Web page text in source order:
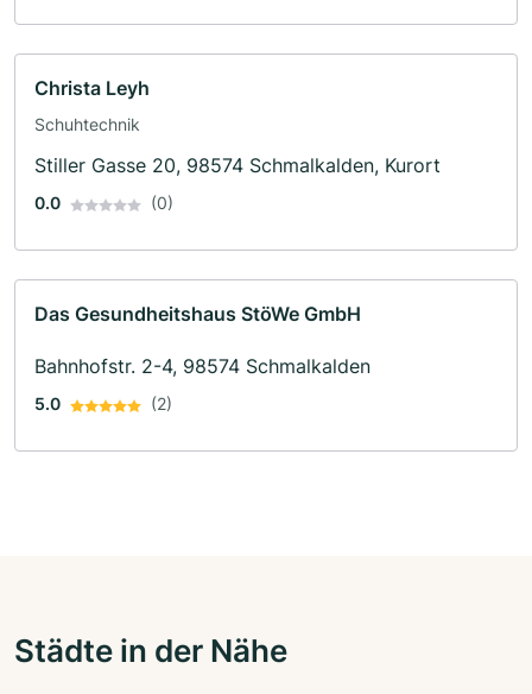
Christa Leyh
Schuhtechnik
Stiller Gasse 20, 98574 Schmalkalden, Kurort
0.0 (0)
Das Gesundheitshaus StöWe GmbH
Bahnhofstr. 2-4, 98574 Schmalkalden
5.0 (2)
Städte in der Nähe